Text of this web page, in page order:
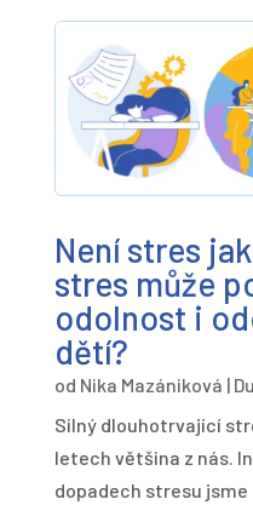
Není stres
stres může
odolnost i
dětí?
od Nika Mazániková |
Silný dlouhotrvající
letech většina z nás.
dopadech stresu